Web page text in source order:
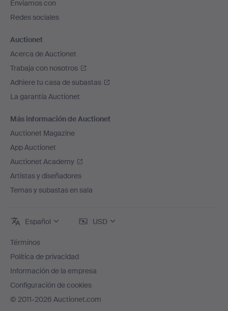
página
Enviamos con
Redes sociales
Auctionet
Acerca de Auctionet
Trabaja con nosotros
Adhiere tu casa de subastas
La garantía Auctionet
Más información de Auctionet
Auctionet Magazine
App Auctionet
Auctionet Academy
Artistas y diseñadores
Temas y subastas en sala
Español USD
Términos
Política de privacidad
Información de la empresa
Configuración de cookies
© 2011-2026 Auctionet.com